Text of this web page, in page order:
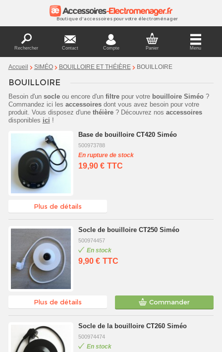
Boutique d'accessoires pour votre électroménager
Rechercher Contact Compte Panier Menu
Accueil SIMÉO BOUILLOIRE ET THÉIÈRE BOUILLOIRE
BOUILLOIRE
Besoin d'un socleou encore d'un filtrepour votre bouilloire Siméo?
Commandez ici les accessoiresdont vous avez besoin pour votre
produit. Vous disposez d'une théière? Découvrez nos accessoires
disponibles ici !
Base de bouilloire CT420 Siméo
500973788
En rupture de stock
19,90 € TTC
Plus de détails
Socle de bouilloire CT250 Siméo
500974457
En stock
9,90 € TTC
Plus de détails Commander
Socle de la bouilloire CT260 Siméo
500974474
En stock